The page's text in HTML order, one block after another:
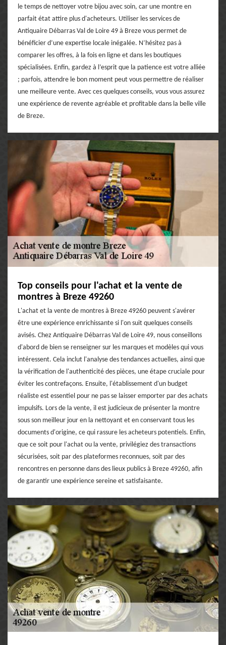
le temps de nettoyer votre bijou avec soin, car une montre en
parfait état attire plus d'acheteurs. Utiliser les services de
Antiquaire Débarras Val de Loire 49 à Breze vous permet de
bénéficier d’une expertise locale inégalée. N’hésitez pas à
comparer les offres, à la fois en ligne et dans les boutiques
spécialisées. Enfin, gardez à l’esprit que la patience est votre alliée
; parfois, attendre le bon moment peut vous permettre de réaliser
une meilleure vente. Avec ces quelques conseils, vous vous assurez
une expérience de revente agréable et profitable dans la belle ville
de Breze.
Top conseils pour l'achat et la vente de
montres à Breze 49260
L'achat et la vente de montres à Breze 49260 peuvent s'avérer
être une expérience enrichissante si l'on suit quelques conseils
avisés. Chez Antiquaire Débarras Val de Loire 49, nous conseillons
d'abord de bien se renseigner sur les marques et modèles qui vous
intéressent. Cela inclut l'analyse des tendances actuelles, ainsi que
la vérification de l'authenticité des pièces, une étape cruciale pour
éviter les contrefaçons. Ensuite, l'établissement d'un budget
réaliste est essentiel pour ne pas se laisser emporter par des achats
impulsifs. Lors de la vente, il est judicieux de présenter la montre
sous son meilleur jour en la nettoyant et en conservant tous les
documents d'origine, ce qui rassure les acheteurs potentiels. Enfin,
que ce soit pour l'achat ou la vente, privilégiez des transactions
sécurisées, soit par des plateformes reconnues, soit par des
rencontres en personne dans des lieux publics à Breze 49260, afin
de garantir une expérience sereine et satisfaisante.